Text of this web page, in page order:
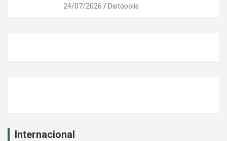
24/07/2026 Distópolis
Internacional